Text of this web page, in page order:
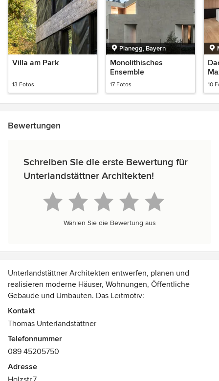
Villa am Park
13 Fotos
Planegg, Bayern
Monolithisches
Ensemble
17 Fotos 10
Bewertungen
Schreiben Sie die erste Bewertung für
Unterlandstättner Architekten!
Wählen Sie die Bewertung aus
Unterlandstättner Architekten entwerfen, planen und
realisieren moderne Häuser, Wohnungen, Öffentliche
Gebäude und Umbauten. Das Leitmotiv:
Selbstverständliches spricht für sich. Aus der Fülle der
Möglichkeiten setzen wir bewusst auf Reduzierung und
größtmöglichen Freiraum für Individualität bieten. Unsere
Objekte erschließen sich eindeutig. Klar in der Sprache
und präzise in der Ausführung, orientieren sie sich an zwei
ausschlaggebenden Kriterien: Bewohner und Ort. Das
Kontakt
Thomas Unterlandstättner
Telefonnummer
089 45205750
Adresse